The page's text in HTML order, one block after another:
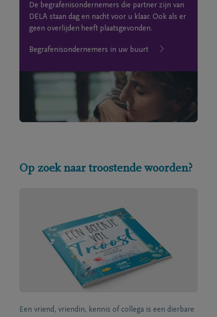
De begrafenisondernemers die partner zijn van
DELA staan dag en nacht voor u klaar. Ook als er
geen overlijden heeft plaatsgevonden.
Begrafenisondernemers in uw buurt
Op zoek naar troostende woorden?
Een vriend, vriendin, kennis of collega is een dierbare